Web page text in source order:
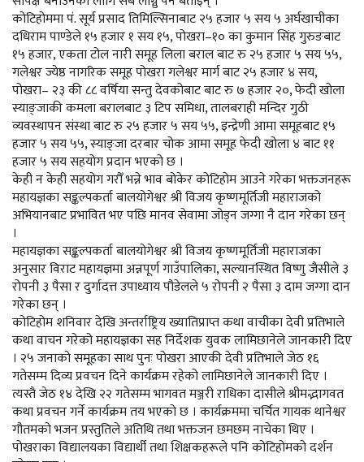
कोटिहोममा पं. सूर्य प्रसाद तिमिल्सिनाबाट २५ हजार ५ सय ५ अर्घखाचीका
दधिराम पाण्डेले १५ हजार १ सय १५, पोखरा–१० का कुमान सिंह गुरुङबाट
१५ हजार, एकता टोल नारी समूह लिला बराल बाट रु २५ हजार ५ सय ५५,
गलेश्वर ज्येष्ठ नागरिक समूह पोखरा गलेश्वर मार्ग बाट २५ हजार ४ सय,
पोखरा– २३ की ८८ वर्षिया सन्तु देवकोबाट बाट रु ७ हजार २०, फेदी खोला
स्याङ्जाकी कमला बरालबाट ३ टिप समिधा, तालबराही मन्दिर गुठी
व्यवस्थापन संस्था बाट रु २५ हजार ५ सय ५५, इन्द्रेणी आमा समूहबाट १५
हजार ५ सय ५५, स्याङ्जा दरबार चोक आमा समूह फेदी खोला ४ बाट ११
हजार ५ सय सहयोग प्रदान भएको छ ।
केही न केही सहयोग गरौँ भन्ने भाव बोकेर कोटिहोम आउने गरेका भक्तजनहरू
महायज्ञका सङ्कल्पकर्ता बालयोगेश्वर श्री विजय कृष्णमूर्तिजी महाराजको
अभियानबाट प्रभावित भए पछि मानव सेवामा जोड्न जग्गा नै दान गरेका छन्
।
महायज्ञका सङ्कल्पकर्ता बालयोगेश्वर श्री विजय कृष्णमूर्तिजी महाराजका
अनुसार विराट महायज्ञमा अन्नपूर्ण गाउँपालिका, सल्यानस्थित विष्णु जैसीले ३
रोपनी ३ पैसा र दुर्गादत्त उपाध्याय पौडेलले ५ रोपनी २ पैसा ३ दाम जग्गा दान
गरेका छन् ।
कोटिहोम शनिवार देखि अन्तर्राष्ट्रिय ख्यातिप्राप्त कथा वाचीका देवी प्रतिभाले
कथा वाचन गरेको महायज्ञका सह निर्देशक युवक लामिछानेले जानकारी दिए
। २५ जनाको समूहका साथ पुनः पोखरा आएकी देवी प्रतिभाले जेठ १६
गतेसम्म दिव्य प्रवचन दिने कार्यक्रम रहेको लामिछानेले जानकारी दिए ।
त्यस्तै जेठ १४ देखि २२ गतेसम्म भागवत मञ्जरी राधिका दासीले श्रीमद्भागवत
कथा प्रवचन गर्ने कार्यक्रम तय भएको छ । कार्यक्रममा चर्चित गायक थानेश्वर
गौतमको भजन प्रस्तुतिले अतिथि तथा भक्तजन छमछम नाचेका थिए ।
पोखराका विद्यालयका विद्यार्थी तथा शिक्षकहरूले पनि कोटिहोमको दर्शन